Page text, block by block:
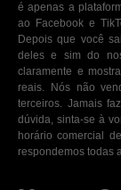
é apenas a
ao Facebook e
Depois que você
deles e sim do
claramente e
reais. Nós não
terceiros. Jamais
dúvida, sinta-se à
horário comercial
respondemos todas